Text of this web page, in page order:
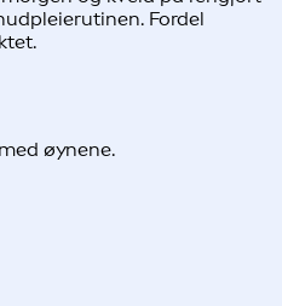
Fordel
øynene.